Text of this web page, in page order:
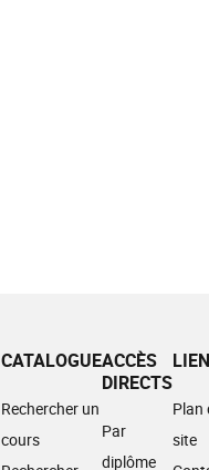
CATALOGUE
Rechercher un
cours
ACCÈS
DIRECTS
Par
diplôme
Plan
site